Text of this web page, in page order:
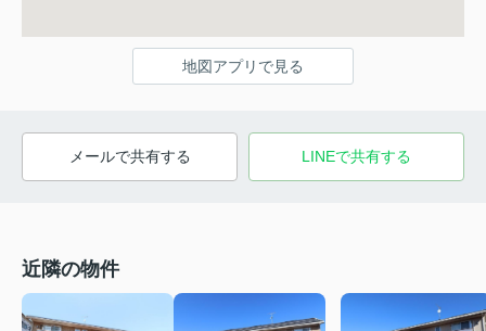
地図アプリで見る
メールで共有する LINEで共有する
近隣の物件